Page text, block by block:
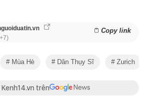
Copy link
Mùa Hè Dân Thụy Sĩ Zurich
trên